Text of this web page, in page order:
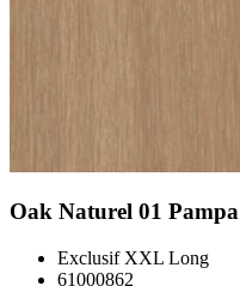
Oak Naturel 01 Pampa
Exclusif XXL Long
61000862